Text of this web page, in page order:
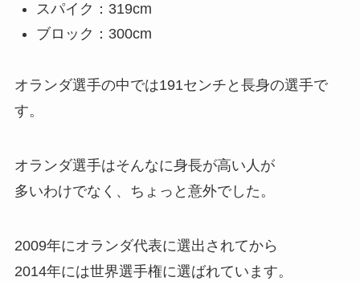
スパイク：319cm
ブロック：300cm
オランダ選手の中では191センチと長身の選手で
す。
オランダ選手はそんなに身長が高い人が
多いわけでなく、ちょっと意外でした。
2009年にオランダ代表に選出されてから
2014年には世界選手権に選ばれています。